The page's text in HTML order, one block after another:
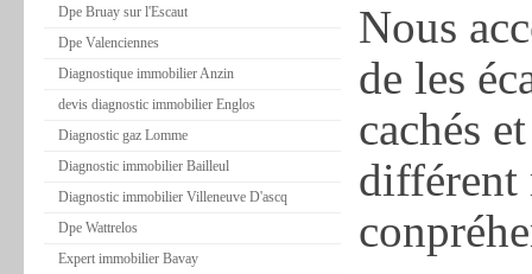
Dpe Bruay sur l'Escaut
Dpe Valenciennes
Diagnostique immobilier Anzin
devis diagnostic immobilier Englos
Diagnostic gaz Lomme
Diagnostic immobilier Bailleul
Diagnostic immobilier Villeneuve D'ascq
Dpe Wattrelos
Expert immobilier Bavay
Nous
de les
cachés
différent